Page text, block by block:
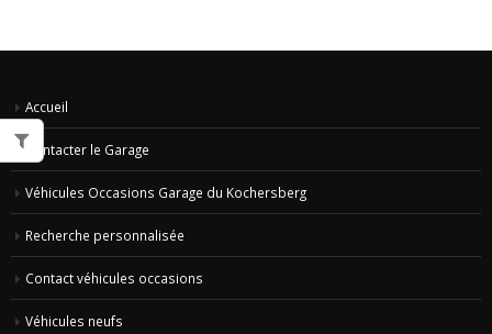
Accueil
Contacter le Garage
Véhicules Occasions Garage du Kochersberg
Recherche personnalisée
Contact véhicules occasions
Véhicules neufs